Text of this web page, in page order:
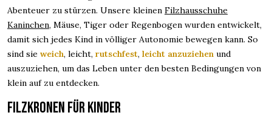
Abenteuer zu stürzen. Unsere kleinen Filzhausschuhe
Kaninchen, Mäuse, Tiger oder Regenbogen wurden entwickelt,
damit sich jedes Kind in völliger Autonomie bewegen kann. So
sind sie weich, leicht, rutschfest, leicht anzuziehen und
auszuziehen, um das Leben unter den besten Bedingungen von
klein auf zu entdecken.
Filzkronen für Kinder